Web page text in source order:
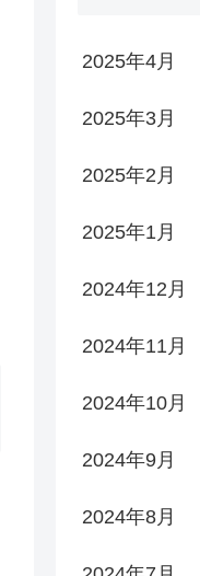
2025年4月
2025年3月
2025年2月
2025年1月
2024年12月
2024年11月
2024年10月
2024年9月
2024年8月